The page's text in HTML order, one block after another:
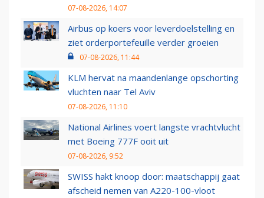
07-08-2026, 14:07
Airbus op koers voor leverdoelstelling en
ziet orderportefeuille verder groeien
07-08-2026, 11:44
KLM hervat na maandenlange opschorting
vluchten naar Tel Aviv
07-08-2026, 11:10
National Airlines voert langste vrachtvlucht
met Boeing 777F ooit uit
07-08-2026, 9:52
SWISS hakt knoop door: maatschappij gaat
afscheid nemen van A220-100-vloot